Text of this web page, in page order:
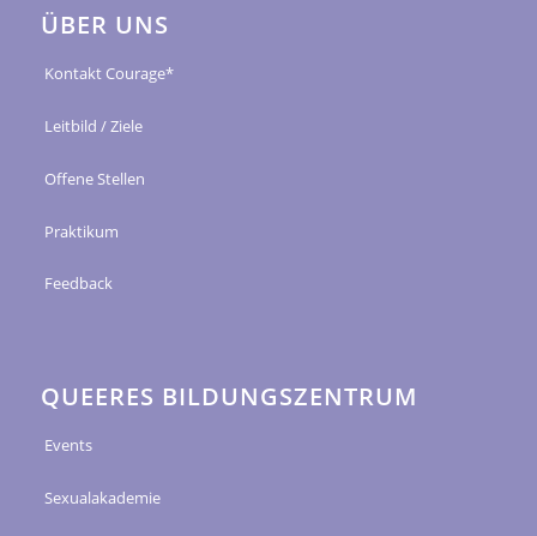
ÜBER UNS
Kontakt Courage*
Leitbild / Ziele
Offene Stellen
Praktikum
Feedback
QUEERES BILDUNGSZENTRUM
Events
Sexualakademie